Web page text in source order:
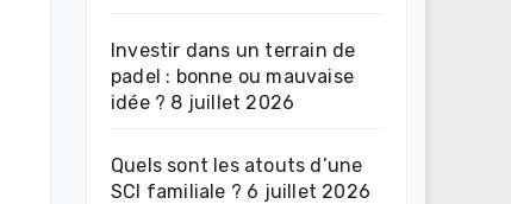
Investir dans un terrain de
padel : bonne ou mauvaise
idée ? 8 juillet 2026
Quels sont les atouts d’une
SCI familiale ? 6 juillet 2026